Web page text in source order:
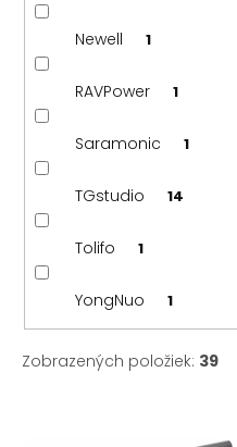
Newell 1
RAVPower 1
Saramonic 1
TGstudio 14
Tolifo 1
YongNuo 1
Zobrazených položiek: 39